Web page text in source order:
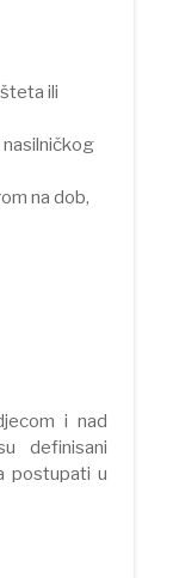
ili
na dob,
i nad
definisani
postupati u